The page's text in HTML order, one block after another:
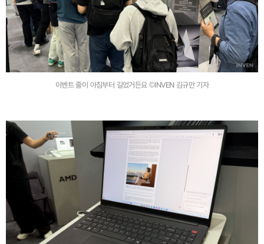
이벤트 줄이 아침부터 길었거든요 ©INVEN 김규만 기자